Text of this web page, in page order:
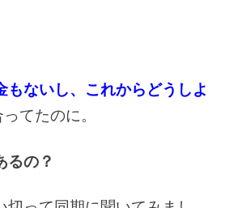
もないし、これからどうしよ
てたのに。
るの？